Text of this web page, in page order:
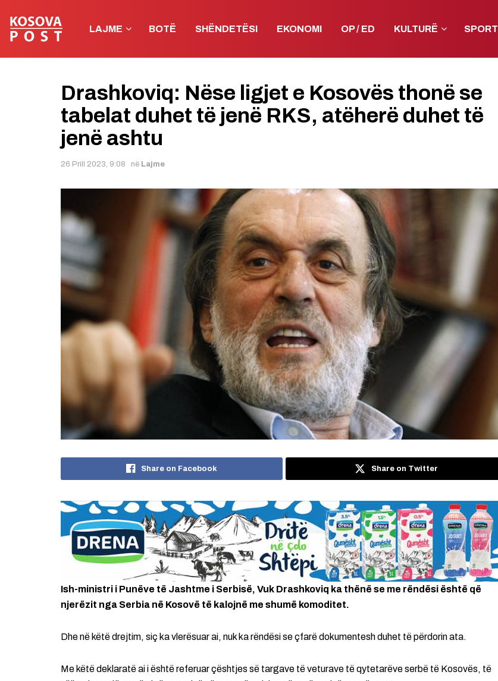
LAJME BOTË SHËNDETËSI EKONOMI OP / ED KULTURË SPORT
Drashkoviq: Nëse ligjet e Kosovës thonë se
tabelat duhet të jenë RKS, atëherë duhet të
jenë ashtu
26 Prill 2023, 9:08 në Lajme
Share on Facebook Share on Twitter
Ish-ministri i Punëve të Jashtme i Serbisë, Vuk Drashkoviq ka thënë se me rëndësi është që
njerëzit nga Serbia në Kosovë të kalojnë me shumë komoditet.
Dhe në këtë drejtim, siç ka vlerësuar ai, nuk ka rëndësi se çfarë dokumentesh duhet të përdorin ata.
Me këtë deklaratë ai i është referuar çështjes së targave të veturave të qytetarëve serbë të Kosovës, të